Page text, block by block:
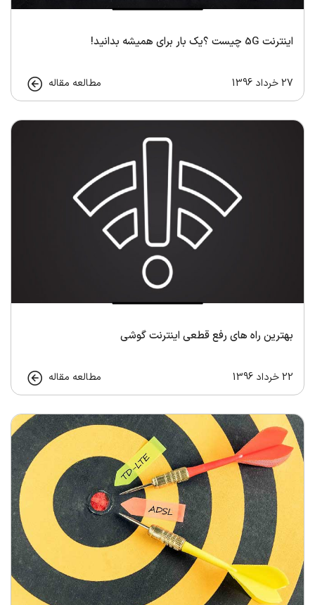
اینترنت 5G چیست ؟یک بار برای همیشه بدانید!
27 خرداد 1396 مطالعه مقاله
بهترین راه های رفع قطعی اینترنت گوشی
22 خرداد 1396 مطالعه مقاله